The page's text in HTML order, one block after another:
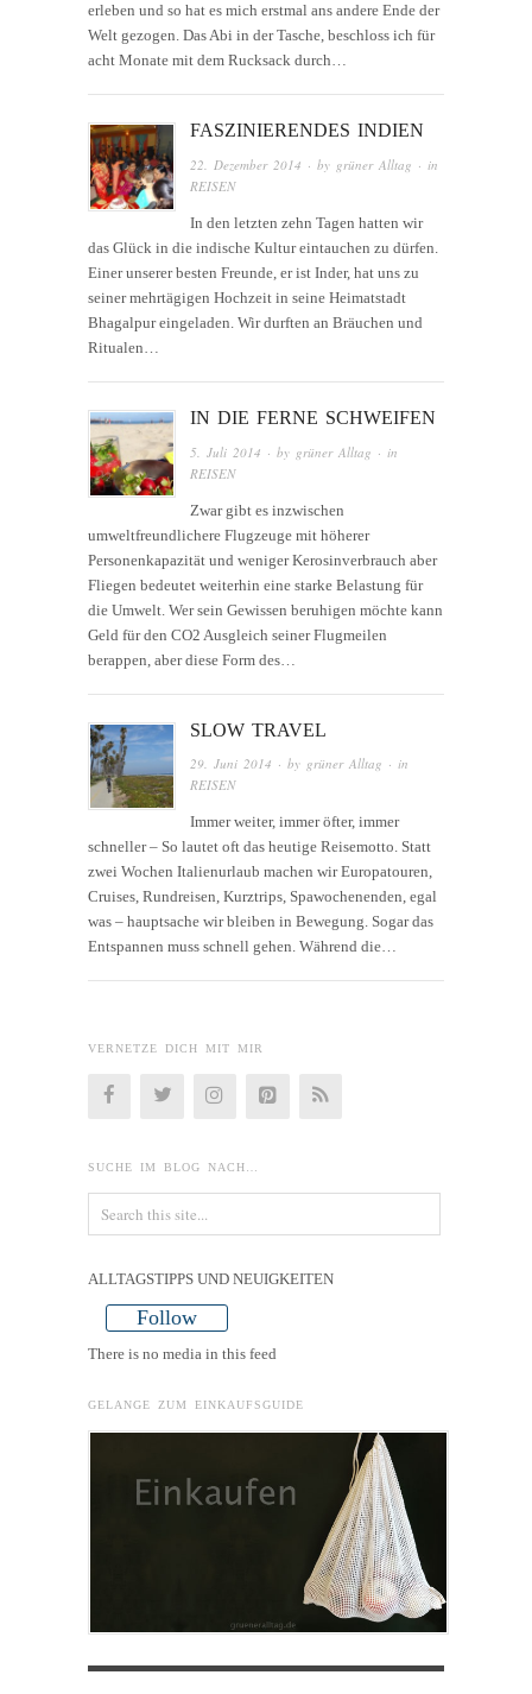
erleben und so hat es mich erstmal ans andere Ende der
Welt gezogen. Das Abi in der Tasche, beschloss ich für
acht Monate mit dem Rucksack durch…
FASZINIERENDES INDIEN
22. Dezember 2014 · by grüner Alltag · in
REISEN
In den letzten zehn Tagen hatten wir
das Glück in die indische Kultur eintauchen zu dürfen.
Einer unserer besten Freunde, er ist Inder, hat uns zu
seiner mehrtägigen Hochzeit in seine Heimatstadt
Bhagalpur eingeladen. Wir durften an Bräuchen und
Ritualen…
IN DIE FERNE SCHWEIFEN
5. Juli 2014 · by grüner Alltag · in
REISEN
Zwar gibt es inzwischen
umweltfreundlichere Flugzeuge mit höherer
Personenkapazität und weniger Kerosinverbrauch aber
Fliegen bedeutet weiterhin eine starke Belastung für
die Umwelt. Wer sein Gewissen beruhigen möchte kann
Geld für den CO2 Ausgleich seiner Flugmeilen
berappen, aber diese Form des…
SLOW TRAVEL
29. Juni 2014 · by grüner Alltag · in
REISEN
Immer weiter, immer öfter, immer
schneller – So lautet oft das heutige Reisemotto. Statt
zwei Wochen Italienurlaub machen wir Europatouren,
Cruises, Rundreisen, Kurztrips, Spawochenenden, egal
was – hauptsache wir bleiben in Bewegung. Sogar das
Entspannen muss schnell gehen. Während die…
VERNETZE DICH MIT MIR
SUCHE IM BLOG NACH…
ALLTAGSTIPPS UND NEUIGKEITEN
Follow
There is no media in this feed
GELANGE ZUM EINKAUFSGUIDE